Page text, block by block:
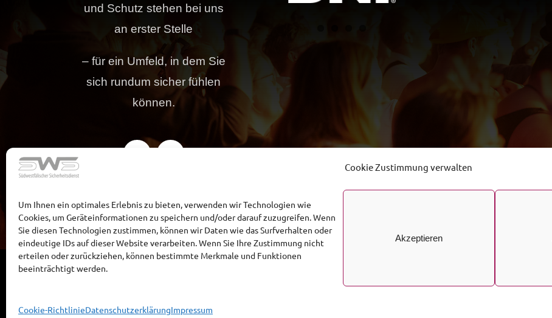
Cookie Zustimmung verwalten
Um Ihnen ein optimales Erlebnis zu bieten, verwenden wir Technologien wie
Cookies, um Geräteinformationen zu speichern und/oder darauf zuzugreifen. Wenn
Sie diesen Technologien zustimmen, können wir Daten wie das Surfverhalten oder
eindeutige IDs auf dieser Website verarbeiten. Wenn Sie Ihre Zustimmung nicht
erteilen oder zurückziehen, können bestimmte Merkmale und Funktionen
beeinträchtigt werden.
Akzeptieren
Cookie-RichtlinieDatenschutzerklärungImpressum
und Schutz stehen bei uns
an erster Stelle
– für ein Umfeld, in dem Sie
sich rundum sicher fühlen
können.